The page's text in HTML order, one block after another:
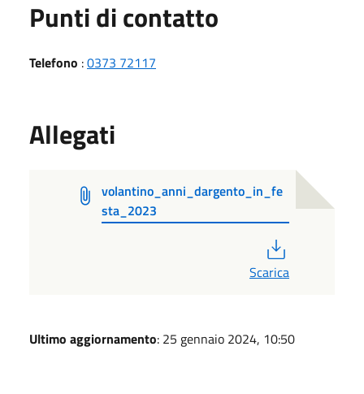
Punti di contatto
Telefono :0373 72117
Allegati
volantino_anni_dargento_in_fe
sta_2023
Scarica
Ultimo aggiornamento: 25 gennaio 2024, 10:50